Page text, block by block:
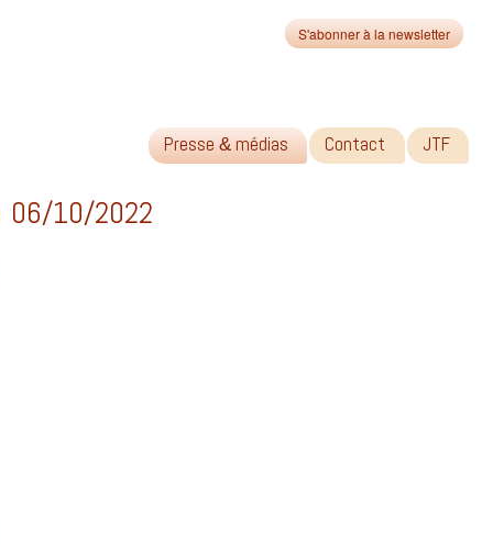
S'abonner à la newsletter
JTF
Contact
Presse&médias
06/10/2022